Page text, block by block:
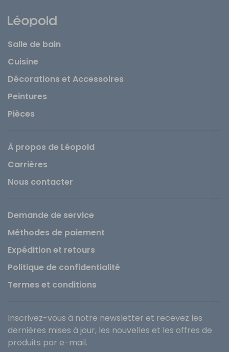
Salle de bain
Cuisine
Décorations et Accessoires
Peintures
Pièces
À propos de Léopold
Carrières
Nous contacter
Demande de service
Méthodes de paiement
Expédition et retours
Politique de confidentialité
Termes et conditions
Inscrivez-vous à notre newsletter et recevez les
dernières mises à jour, les nouvelles et les offres de
produits par e-mail.